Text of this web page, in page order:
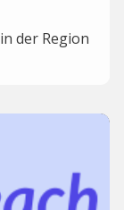
der Region